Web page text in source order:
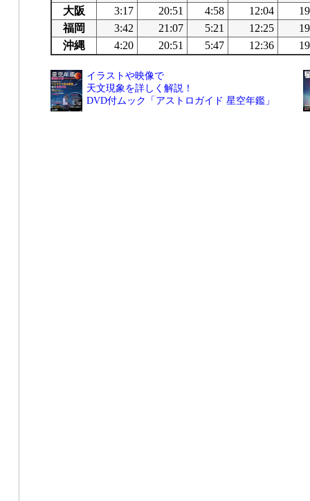
大阪
3:17 20:51 4:58 12:04
福岡
3:42 21:07 5:21 12:25
沖縄
4:20 20:51 5:47 12:36
イラストや映像で
天文現象を詳しく解説！
DVD付ムック「アストロガイド 星空年鑑」